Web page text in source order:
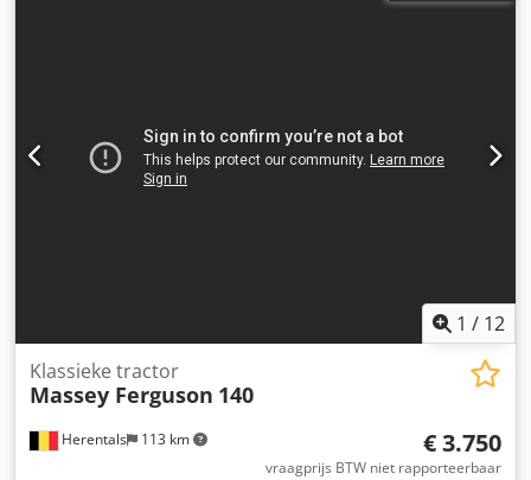
1 / 12
Herentals 113 km
Klassieke tractor
Massey Ferguson 140
€ 3.750
vraagprijs BTW niet rapporteerbaar